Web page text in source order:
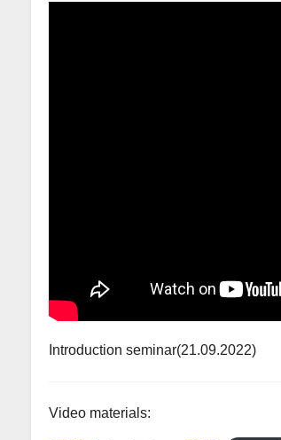
Introduction seminar(21.09.2022)
Video materials: